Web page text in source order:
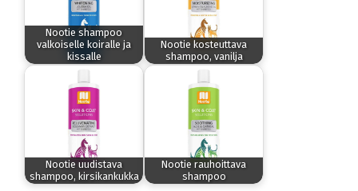
Nootie shampoo
valkoiselle koiralle ja
kissalle
Nootie kosteuttava
shampoo, vanilja
Nootie uudistava
shampoo, kirsikankukka
Nootie rauhoittava
shampoo